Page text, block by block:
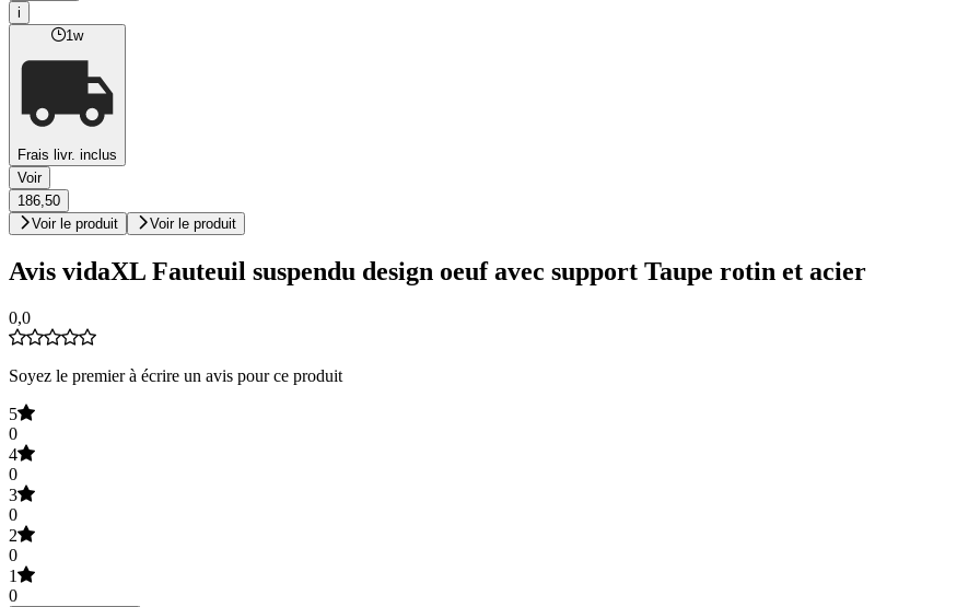
i
1w
Frais livr. inclus
Voir
186,50
Voir le produit
Voir le produit
Avis vidaXL Fauteuil suspendu design oeuf avec support Taupe rotin et acier
0,0
Soyez le premier à écrire un avis pour ce produit
5
0
4
0
3
0
2
0
1
0